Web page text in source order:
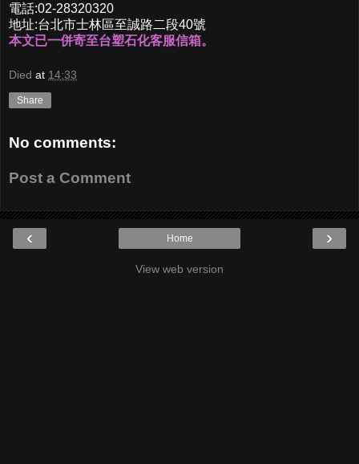
電話:02-28320320
地址:台北市士林區至誠路二段40號
本文已一併寄至台塑石化客服信箱。
Died at 14:33
Share
No comments:
Post a Comment
‹ ›
Home
View web version